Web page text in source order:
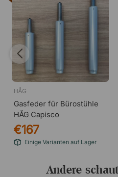
HÅG
Gasfeder für Bürostühle
HÅG Capisco
€167
Einige Varianten auf Lager
Andere